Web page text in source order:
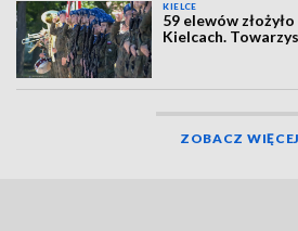
KIELCE
59 elewów
Kielcach.
ZOBACZ WIĘCEJ